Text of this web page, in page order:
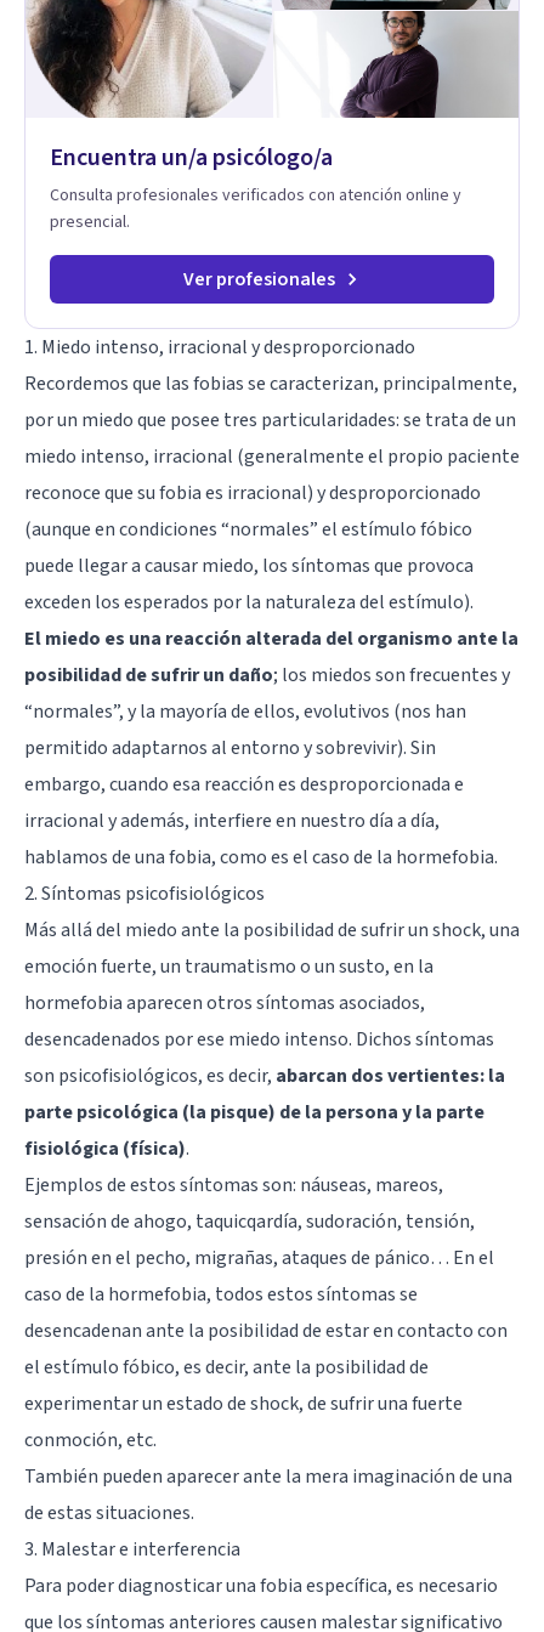
Encuentra un/a psicólogo/a
Consulta profesionales verificados con atención online y
presencial.
Ver profesionales
1. Miedo intenso, irracional y desproporcionado
Recordemos que las fobias se caracterizan, principalmente,
por un miedo que posee tres particularidades: se trata de un
miedo intenso, irracional (generalmente el propio paciente
reconoce que su fobia es irracional) y desproporcionado
(aunque en condiciones “normales” el estímulo fóbico
puede llegar a causar miedo, los síntomas que provoca
exceden los esperados por la naturaleza del estímulo).
El miedo es una reacción alterada del organismo ante la
posibilidad de sufrir un daño; los miedos son frecuentes y
“normales”, y la mayoría de ellos, evolutivos (nos han
permitido adaptarnos al entorno y sobrevivir). Sin
embargo, cuando esa reacción es desproporcionada e
irracional y además, interfiere en nuestro día a día,
hablamos de una fobia, como es el caso de la hormefobia.
2. Síntomas psicofisiológicos
Más allá del miedo ante la posibilidad de sufrir un shock, una
emoción fuerte, un traumatismo o un susto, en la
hormefobia aparecen otros síntomas asociados,
desencadenados por ese miedo intenso. Dichos síntomas
son psicofisiológicos, es decir, abarcan dos vertientes: la
parte psicológica (la pisque) de la persona y la parte
fisiológica (física).
Ejemplos de estos síntomas son: náuseas, mareos,
sensación de ahogo, taquicqardía, sudoración, tensión,
presión en el pecho, migrañas, ataques de pánico… En el
caso de la hormefobia, todos estos síntomas se
desencadenan ante la posibilidad de estar en contacto con
el estímulo fóbico, es decir, ante la posibilidad de
experimentar un estado de shock, de sufrir una fuerte
conmoción, etc.
También pueden aparecer ante la mera imaginación de una
de estas situaciones.
3. Malestar e interferencia
Para poder diagnosticar una fobia específica, es necesario
que los síntomas anteriores causen malestar significativo